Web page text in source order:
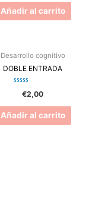
5
Añadir al carrito
Desarrollo cognitivo
DOBLE ENTRADA
Valorado
5
€2,00
Añadir al carrito